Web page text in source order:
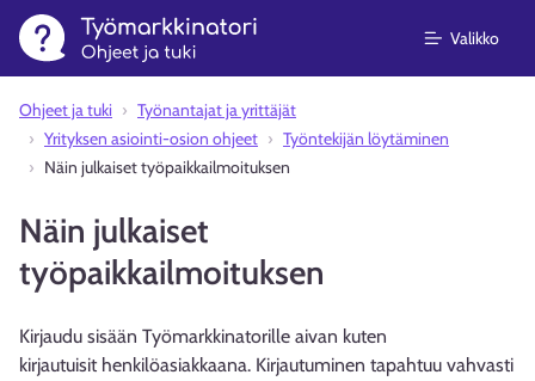
Valikko
Ohjeet ja tuki
Työnantajat ja yrittäjät
Yrityksen asiointi-osion ohjeet
Työntekijän löytäminen
Näin julkaiset työpaikkailmoituksen
Näin julkaiset
työpaikkailmoituksen
Kirjaudu sisään Työmarkkinatorille aivan kuten
kirjautuisit henkilöasiakkaana. Kirjautuminen tapahtuu vahvasti